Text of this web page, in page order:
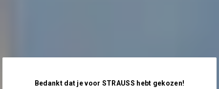
Bedankt dat je voor STRAUSS hebt gekozen!